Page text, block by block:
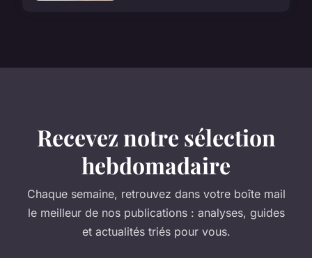
Recevez notre sélection
hebdomadaire
Chaque semaine, retrouvez dans votre boîte mail
le meilleur de nos publications : analyses, guides
et actualités triés pour vous.